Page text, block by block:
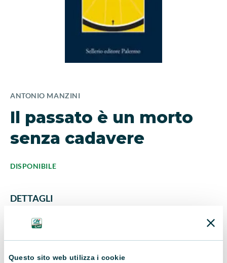
Questo sito web utilizza i cookie
ANTONIO MANZINI
Il passato è un morto
senza cadavere
DISPONIBILE
DETTAGLI
9788838946776
Sellerio